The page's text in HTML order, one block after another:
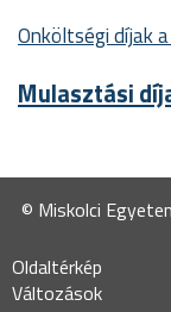
Onköltségi díjak
Mulasztási
© Miskolci
Oldaltérkép
Változások